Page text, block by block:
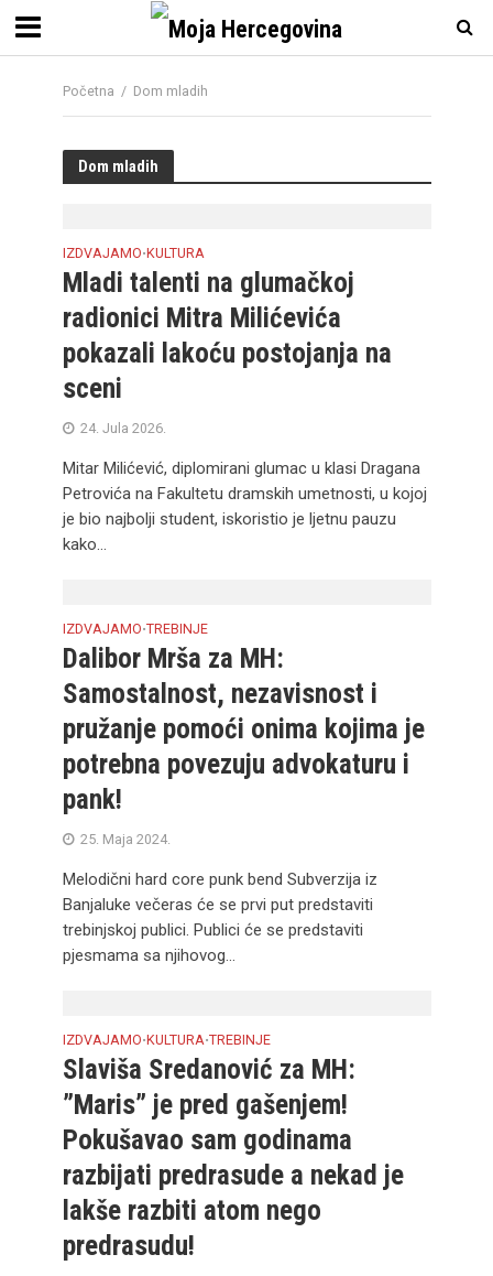
Početna / Dom mladih
Dom mladih
IZDVAJAMO•KULTURA
Mladi talenti na glumačkoj
radionici Mitra Milićevića
pokazali lakoću postojanja na
sceni
24. Jula 2026.
Mitar Milićević, diplomirani glumac u klasi Dragana
Petrovića na Fakultetu dramskih umetnosti, u kojoj
je bio najbolji student, iskoristio je ljetnu pauzu
kako...
IZDVAJAMO•TREBINJE
Dalibor Mrša za MH:
Samostalnost, nezavisnost i
pružanje pomoći onima kojima je
potrebna povezuju advokaturu i
pank!
25. Maja 2024.
Melodični hard core punk bend Subverzija iz
Banjaluke večeras će se prvi put predstaviti
trebinjskoj publici. Publici će se predstaviti
pjesmama sa njihovog...
IZDVAJAMO•KULTURA•TREBINJE
Slaviša Sredanović za MH:
”Maris” je pred gašenjem!
Pokušavao sam godinama
razbijati predrasude a nekad je
lakše razbiti atom nego
predrasudu!